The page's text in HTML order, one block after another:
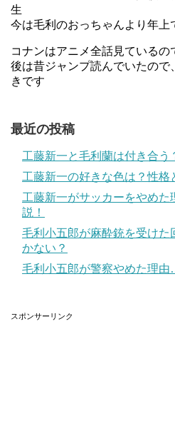
生
今は毛利のおっちゃんより年上
コナンはアニメ全話見ているの
後は昔ジャンプ読んでいたの
きです
最近の投稿
工藤新一と毛利蘭は付き合う
工藤新一の好きな色は？性格
工藤新一がサッカーをやめ
説！
毛利小五郎が麻酔銃を受けた
かない？
毛利小五郎が警察やめた理由
スポンサーリンク